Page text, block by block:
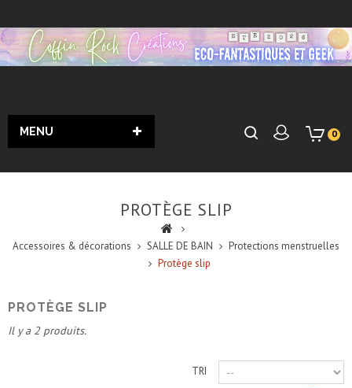
0
MENU
PROTÈGE SLIP
Accessoires & décorations SALLE DE BAIN
Protections menstruelles
Protège slip
PROTÈGE SLIP
Il y a 2 produits.
TRI